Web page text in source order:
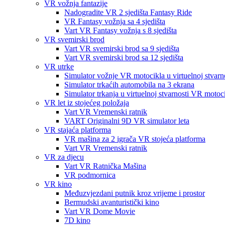
VR vožnja fantazije
Nadogradite VR 2 sjedišta Fantasy Ride
VR Fantasy vožnja sa 4 sjedišta
Vart VR Fantasy vožnja s 8 sjedišta
VR svemirski brod
Vart VR svemirski brod sa 9 sjedišta
Vart VR svemirski brod sa 12 sjedišta
VR utrke
Simulator vožnje VR motocikla u virtuelnoj
Simulator trkaćih automobila na 3 ekrana
Simulator trkanja u virtuelnoj stvarnosti VR
VR let iz stojećeg položaja
Vart VR Vremenski ratnik
VART Originalni 9D VR simulator leta
VR stajaća platforma
VR mašina za 2 igrača VR stojeća platforma
Vart VR Vremenski ratnik
VR za djecu
Vart VR Ratnička Mašina
VR podmornica
VR kino
Međuzvjezdani putnik kroz vrijeme i prostor
Bermudski avanturistički kino
Vart VR Dome Movie
7D kino